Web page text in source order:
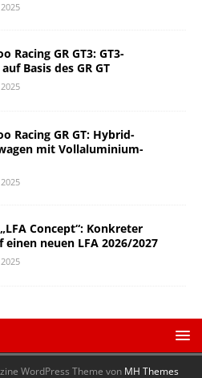
Racing GR GT3: GT3-
Basis des GR GT
Racing GR GT: Hybrid-
mit Vollaluminium-
Concept“: Konkreter
einen neuen LFA 2026/2027
WordPress Theme von MH Themes